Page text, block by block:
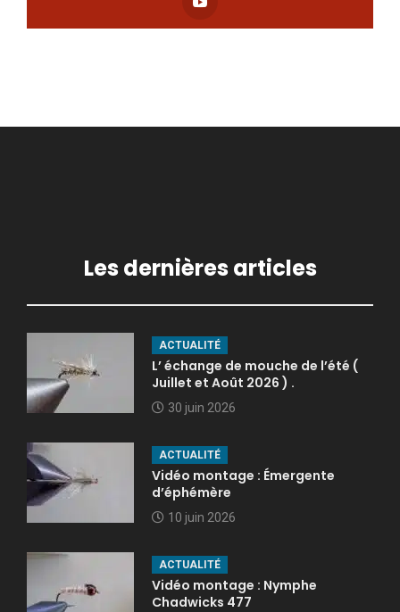
Les dernières articles
ACTUALITÉ
L’ échange de mouche de l’été (
Juillet et Août 2026 ) .
30 juin 2026
ACTUALITÉ
Vidéo montage : Émergente
d’éphémère
10 juin 2026
ACTUALITÉ
Vidéo montage : Nymphe
Chadwicks 477